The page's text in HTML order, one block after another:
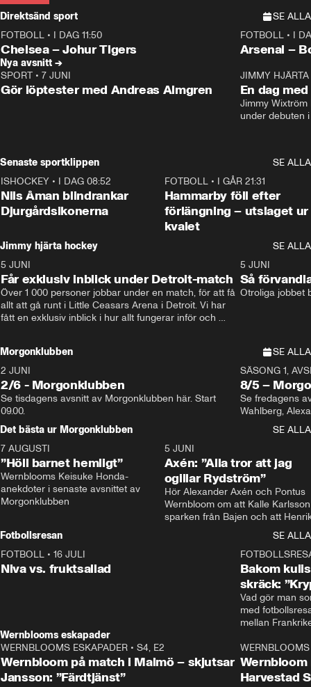
Direktsänd sport
SE ALLA
Plus
FOTBOLL • I DAG 11:50
Chelsea – Johur Tigers
Plus
FOTBOLL• I
Arsenal –
Nya avsnitt →
SPORT • 7 JUNI
Gör löptester med Andreas Almgren
JIMMY
En dag
Jimmy
under debuten
Senaste sportklippen
SE ALLA
ISHOCKEY • I DAG 08:52
Nils Åman blindrankar
Djurgårdsikonerna
FOTBOLL• I GÅR 21:31
Hammarby föll efter
förlängning – utslaget ur
kvalet
Jimmy hjärta hockey
SE ALLA
5 JUNI
Får exklusiv inblick under Detroit-match
Över 1 000 personer jobbar under en match, för att få
allt att gå runt i Little Ceasars Arena i Detroit. Vi har
fått en exklusiv inblick i hur allt fungerar inför och
5 JUNI
Så
Otroliga jobbet
Morgonklubben
SE ALLA
2 JUNI
2/6 - Morgonklubben
Se tisdagens avsnitt av Morgonklubben här. Start
SÄSONG 1,
8/5 –
Se fredagens
Det bästa ur Morgonklubben
SE ALLA
7 AUGUSTI
”Höll barnet hemligt”
Wernblooms Keisuke Honda-
anekdoter i senaste avsnittet av
Morgonklubben
5 JUNI
Axén: ”Alla tror att jag
ogillar Rydström”
Hör Alexander Axén och Pontus
Wernbloom om att Kalle
sparken från Bajen och att
Fotbollsresan
SE ALLA
FOTBOLL • 16 JULI
Niva vs. fruktsallad
Bakom
skräck:
Vad gör man
med
Wernblooms eskapader
WERNBLOOMS ESKAPADER • S4, E2
Wernbloom på match i Malmö – skjutsar
Jansson: ”Färdtjänst”
Harvestad